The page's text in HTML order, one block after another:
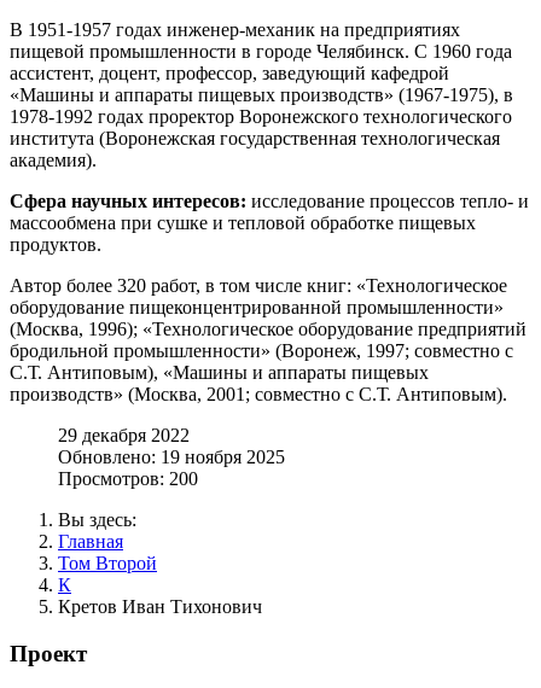
В 1951-1957 годах инженер-механик на предприятиях
пищевой промышленности в городе Челябинск. С 1960 года
ассистент, доцент, профессор, заведующий кафедрой
«Машины и аппараты пищевых производств» (1967-1975), в
1978-1992 годах проректор Воронежского технологического
института (Воронежская государственная технологическая
академия).
Сфера научных интересов: исследование процессов тепло- и
массообмена при сушке и тепловой обработке пищевых
продуктов.
Автор более 320 работ, в том числе книг: «Технологическое
оборудование пищеконцентрированной промышленности»
(Москва, 1996); «Технологическое оборудование предприятий
бродильной промышленности» (Воронеж, 1997; совместно с
С.Т. Антиповым), «Машины и аппараты пищевых
производств» (Москва, 2001; совместно с С.Т. Антиповым).
29 декабря 2022
Обновлено: 19 ноября 2025
Просмотров: 200
Вы здесь:
Главная
Том Второй
К
Кретов Иван Тихонович
Проект